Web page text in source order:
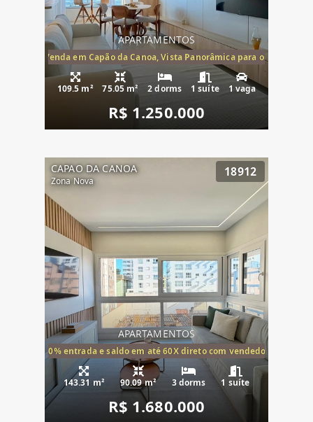
APARTAMENTOS
Mar à Venda em Capão da Canoa, Vista Panorâmica para o Mar, 2
109.5 m² 75.05 m² 2 dorms 1 suíte 1 vaga
R$ 1.250.000
CAPAO DA CANOA
Zona Nova
18912
APARTAMENTOS
20% entrada e saldo em até 60X direto com vendedor
143.31 m² 90.09 m² 3 dorms 1 suíte
R$ 1.680.000